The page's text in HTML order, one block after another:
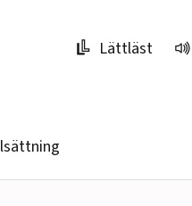
Lättläst